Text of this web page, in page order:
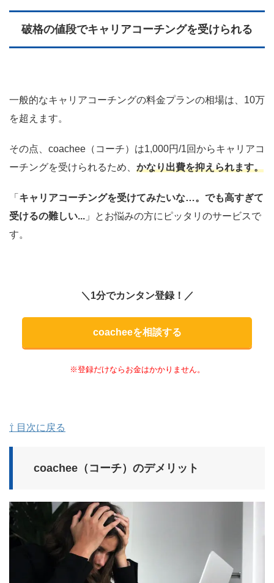
破格の値段でキャリアコーチングを受けられる
一般的なキャリアコーチングの料金プランの相場は、10万
を超えます。
その点、coachee（コーチ）は1,000円/1回からキャリアコ
ーチングを受けられるため、 かなり出費を抑えられます。
「 キャリアコーチングを受けてみたいな…。でも高すぎて
受けるの難しい... 」とお悩みの方にピッタリのサービスで
す。
＼1分でカンタン登録！／
coacheeを相談する
※登録だけならお金はかかりません。
⇧ 目次に戻る
coachee（コーチ）のデメリット